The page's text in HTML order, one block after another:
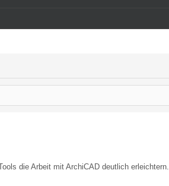
die Arbeit mit ArchiCAD deutlich erleichtern.